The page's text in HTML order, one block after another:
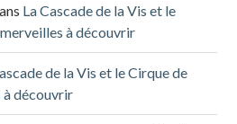
La Cascade de la Vis et le
à découvrir
de la Vis et le Cirque de
à découvrir